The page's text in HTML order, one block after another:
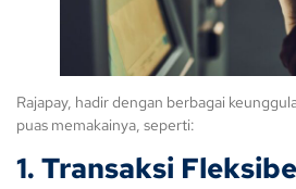
Rajapay, hadir dengan berbagai
puas memakainya, seperti:
1. Transaksi